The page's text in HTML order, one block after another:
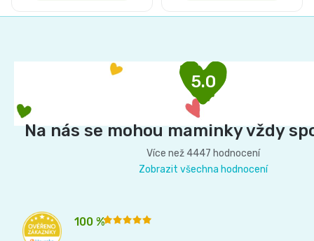
5.0
Na nás se mohou maminky vždy
Více než 4447 hodnocení
Zobrazit všechna hodnocení
100 %